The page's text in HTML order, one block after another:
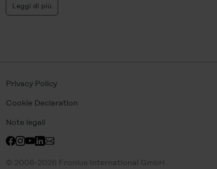
Leggi di più
© 2006-2026 Fronius International GmbH
Privacy Policy
Cookie Declaration
Note legali